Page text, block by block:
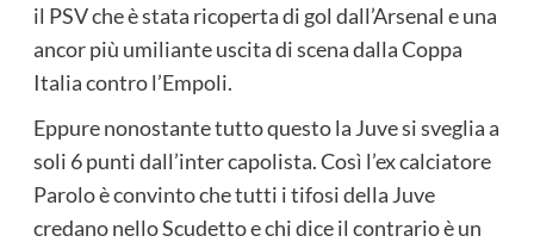
il PSV che è stata ricoperta di gol dall’Arsenal e una
ancor più umiliante uscita di scena dalla Coppa
Italia contro l’Empoli.
Eppure nonostante tutto questo la Juve si sveglia a
soli 6 punti dall’inter capolista. Così l’ex calciatore
Parolo è convinto che tutti i tifosi della Juve
credano nello Scudetto e chi dice il contrario è un